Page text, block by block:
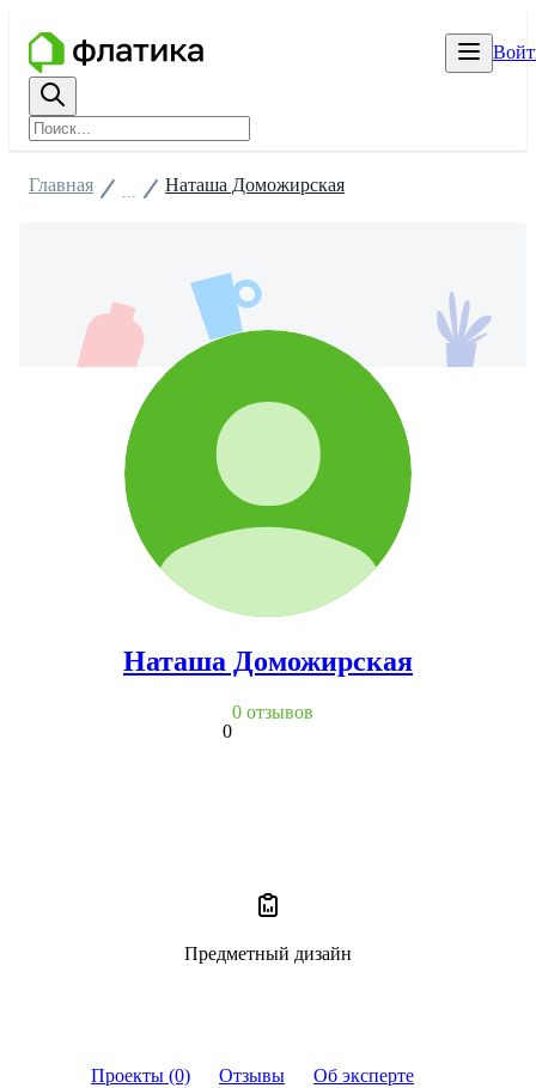
Проекты (0) Отзывы Об эксперте
Главная Наташа Доможирская
Наташа Доможирская
0
0 отзывов
Предметный дизайн